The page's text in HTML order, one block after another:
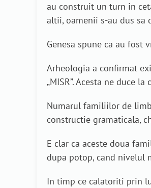
au construit un turn in
altii, oamenii s-au dus sa
Genesa spune ca au
Arheologia a confirmat
„MISR”. Acesta ne duce
Numarul familiilor de
constructie gramaticala,
E clar ca aceste doua
dupa potop, cand nivelul
In timp ce calatoriti prin